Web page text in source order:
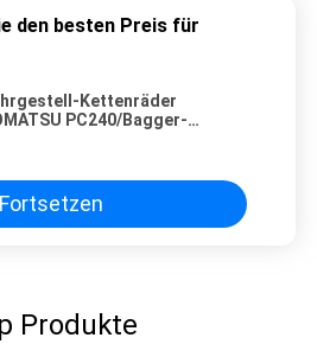
den besten Preis für
Kettenräder
PC240/Bagger-
Fortsetzen
Produkte